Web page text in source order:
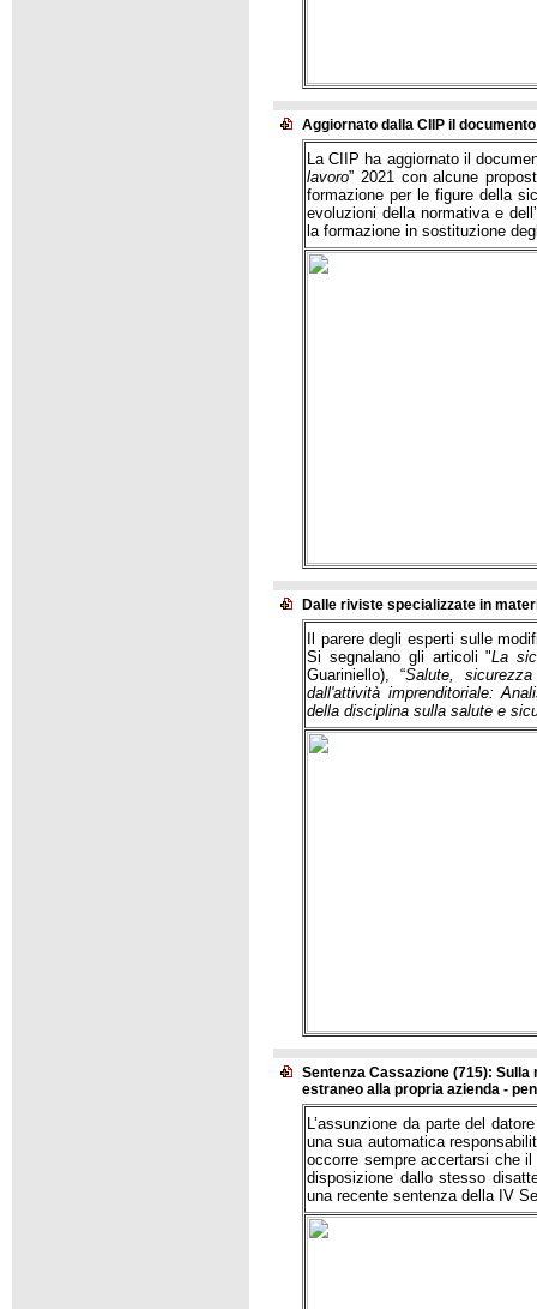
Aggiornato dalla CIIP il
La CIIP ha aggiornato il d
lavoro” 2021 con alcune
formazione per le figure della
evoluzioni della normativa e
la formazione in sostituzione
Dalle riviste specializzate in
Il parere degli esperti sulle
Si segnalano gli articoli "La
Guariniello), “Salute,
dall'attività imprenditoriale:
della disciplina sulla salute e
Sentenza Cassazione (715):
estraneo alla propria azienda -
L’assunzione da parte del
una sua automatica
occorre sempre accertarsi che
disposizione dallo stesso
una recente sentenza della IV